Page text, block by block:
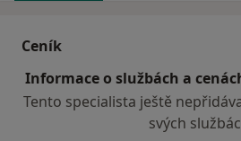
Ceník
Informace o službách a
Tento specialista ještě
svých